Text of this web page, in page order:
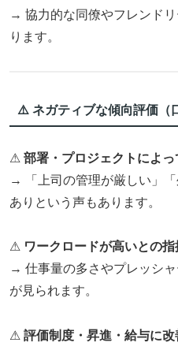
→ 協力的な同僚やフレンド
ります。
⚠️ ネガティブな傾向評価（
⚠ 部署・プロジェクトによ
→ 「上司の管理が厳しい」
ありという声もあります。
⚠ ワークロードが高いとの指
→ 仕事量の多さやプレッシ
が見られます。
⚠ 評価制度・昇進・給与に